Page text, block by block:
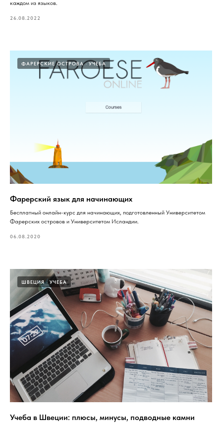
каждом из языков.
26.08.2022
ФАРЕРСКИЕ ОСТРОВА УЧЕБА
Фарерский язык для начинающих
Бесплатный онлайн-курс для начинающих, подготовленный Университетом
Фарерских островов и Университетом Исландии.
06.08.2020
ШВЕЦИЯ УЧЕБА
Учеба в Швеции: плюсы, минусы, подводные камни